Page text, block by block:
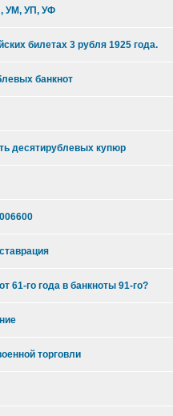
УМ, УП, УФ
билетах 3 рубля 1925 года.
банкнот
десятирублевых купюр
61-го года в банкноты 91-го?
торговли